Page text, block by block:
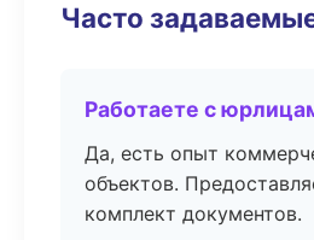
Часто
Работаете с
Да, есть опыт
объектов.
комплект документов.